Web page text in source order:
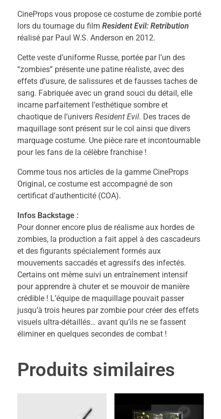
CineProps vous propose ce costume de zombie porté
lors du tournage du film Resident Evil: Retribution
réalisé par Paul W.S. Anderson en 2012.
Cette veste d’uniforme Russe, portée par l’un des
“zombies” présente une patine réaliste, avec des
effets d’usure, de salissures et de fausses taches de
sang. Fabriquée avec un grand souci du détail, elle
incarne parfaitement l’esthétique sombre et
chaotique de l’univers Resident Evil. Des traces de
maquillage sont présent sur le col ainsi que divers
marquage costume. Une pièce rare et incontournable
pour les fans de la célèbre franchise !
Comme tous nos articles de la gamme CineProps
Original, ce costume est accompagné de son
certificat d’authenticité (COA).
Infos Backstage :
Pour donner encore plus de réalisme aux hordes de
zombies, la production a fait appel à des cascadeurs
et des figurants spécialement formés aux
mouvements saccadés et agressifs des infectés.
Certains ont même suivi un entraînement intensif
pour apprendre à chuter et se mouvoir de manière
crédible ! L’équipe de maquillage pouvait passer
jusqu’à trois heures par zombie pour créer des effets
visuels ultra-détaillés… avant qu’ils ne se fassent
éliminer en quelques secondes de combat !
Produits similaires